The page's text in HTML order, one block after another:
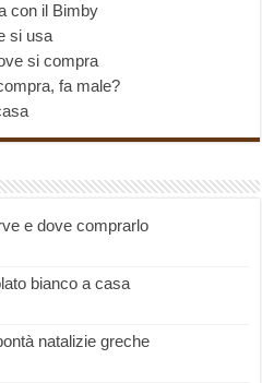
con il Bimby
si usa
si compra
fa male?
e dove comprarlo
bianco a casa
natalizie greche